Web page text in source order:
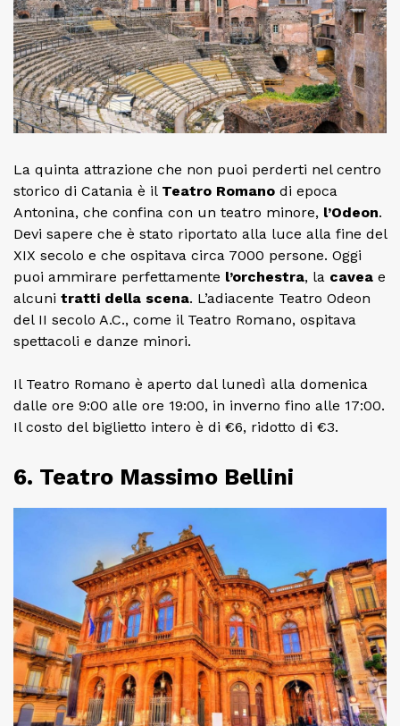
La quinta attrazione che non puoi perderti nel centro
storico di Catania è il Teatro Romano di epoca
Antonina, che confina con un teatro minore, l’Odeon.
Devi sapere che è stato riportato alla luce alla fine del
XIX secolo e che ospitava circa 7000 persone. Oggi
puoi ammirare perfettamente l’orchestra, la cavea e
alcuni tratti della scena. L’adiacente Teatro Odeon
del II secolo A.C., come il Teatro Romano, ospitava
spettacoli e danze minori.
Il Teatro Romano è aperto dal lunedì alla domenica
dalle ore 9:00 alle ore 19:00, in inverno fino alle 17:00.
Il costo del biglietto intero è di €6, ridotto di €3.
6. Teatro Massimo Bellini